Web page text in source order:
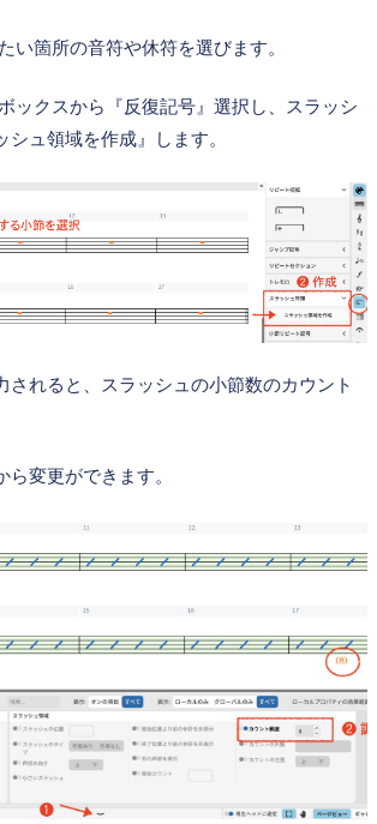
い箇所の音符や休符を選びます。
ックスから『反復記号』選択し、スラッシ
シュ領域を作成』します。
されると、スラッシュの小節数のカウント
ら変更ができます。